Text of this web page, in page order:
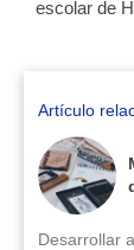
escolar de
Artículo
Desarrollar